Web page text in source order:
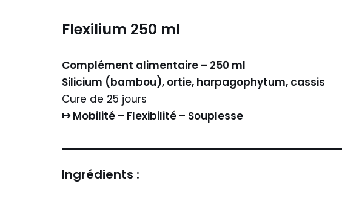
Flexilium 250 ml
Complément alimentaire – 250 ml
Silicium (bambou), ortie, harpagophytum, cassis
Cure de 25 jours
↦ Mobilité – Flexibilité – Souplesse
Ingrédients :